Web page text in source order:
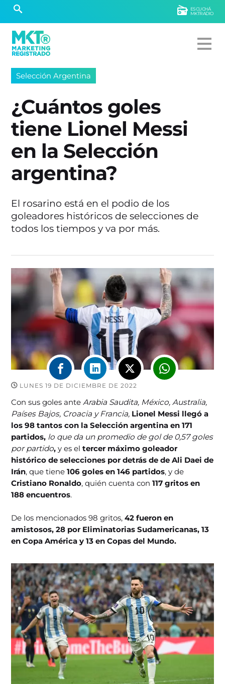
ESCUCHÁ
MKTRADIO
Selección Argentina
¿Cuántos goles
tiene Lionel Messi
en la Selección
argentina?
El rosarino está en el podio de los
goleadores históricos de selecciones de
todos los tiempos y va por más.
LUNES 19 DE DICIEMBRE DE 2022
Con sus goles ante Arabia Saudita, México, Australia,
Países Bajos, Croacia y Francia, Lionel Messi llegó a
los 98 tantos con la Selección argentina en 171
partidos, lo que da un promedio de gol de 0,57 goles
por partido,y es eltercer máximo goleador
histórico de selecciones por detrás de de Ali Daei de
Irán, que tiene 106 goles en 146 partidos, y de
Cristiano Ronaldo, quién cuenta con 117 gritos en
188 encuentros.
De los mencionados 98 gritos,42 fueron en
amistosos, 28 por Eliminatorias Sudamericanas, 13
en Copa América y 13 en Copas del Mundo.